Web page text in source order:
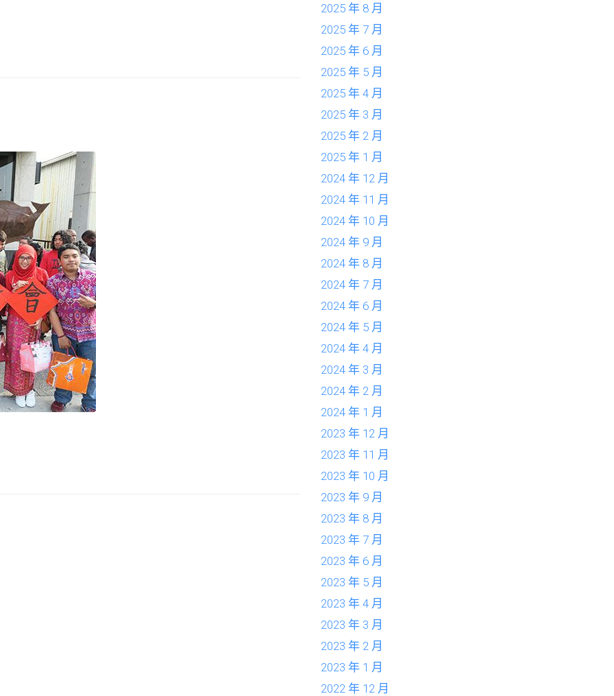
2025 年 8 月
2025 年 7 月
2025 年 6 月
2025 年 5 月
2025 年 4 月
2025 年 3 月
2025 年 2 月
2025 年 1 月
2024 年 12 月
2024 年 11 月
2024 年 10 月
2024 年 9 月
2024 年 8 月
2024 年 7 月
2024 年 6 月
2024 年 5 月
2024 年 4 月
2024 年 3 月
2024 年 2 月
2024 年 1 月
2023 年 12 月
2023 年 11 月
2023 年 10 月
2023 年 9 月
2023 年 8 月
2023 年 7 月
2023 年 6 月
2023 年 5 月
2023 年 4 月
2023 年 3 月
2023 年 2 月
2023 年 1 月
2022 年 12 月